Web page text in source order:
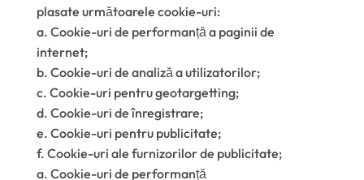
plasate următoarele cookie-uri:
a. Cookie-uri de performanță a paginii de
internet;
b. Cookie-uri de analiză a utilizatorilor;
c. Cookie-uri pentru geotargetting;
d. Cookie-uri de înregistrare;
e. Cookie-uri pentru publicitate;
f. Cookie-uri ale furnizorilor de publicitate;
a. Cookie-uri de performanță